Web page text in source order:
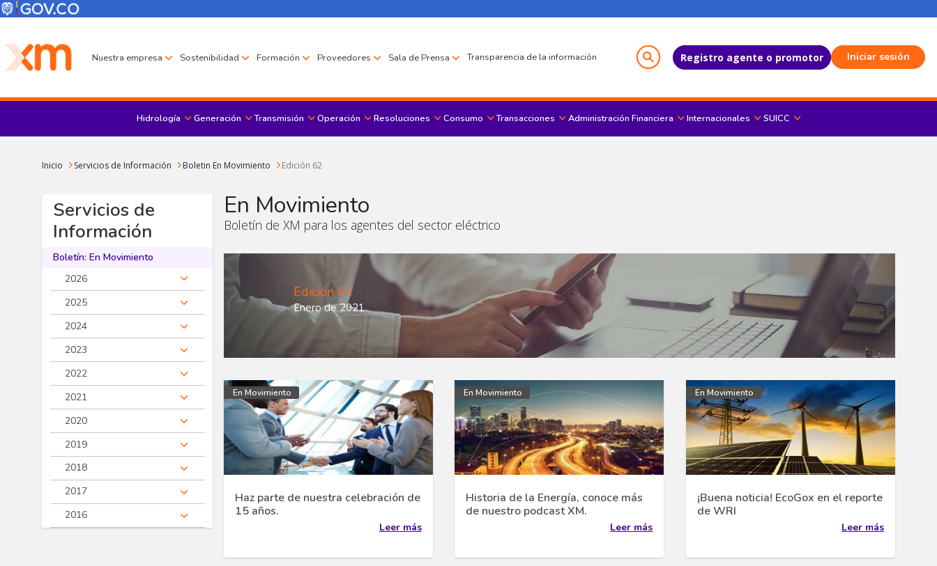
Pasar al contenido principal
Menú Corporativo
Menú de encabezado
Nuestra empresa Sostenibilidad Formación Proveedores Sala de Prensa Transparencia de la información Registro agente o promotor Iniciar sesión
Menu principal
Hidrología Generación Transmisión Operación Resoluciones Consumo Transacciones Administración Financiera Internacionales SUICC
Sobrescribir enlaces de ayuda a la navegación
Inicio Servicios de Información Boletin En Movimiento Edición 62
Servicios de
Información
Boletín: En Movimiento
2026
2025
2024
2023
2022
2021
2020
2019
2018
2017
2016
En Movimiento
Boletín de XM para los agentes del sector eléctrico
Edición 62
Enero de 2021
En Movimiento
Haz parte de nuestra celebración de
15 años.
Leer más
En Movimiento
Historia de la Energía, conoce más
de nuestro podcast XM.
Leer más
En Movimiento
¡Buena noticia! EcoGox en el reporte
de WRI
Leer más